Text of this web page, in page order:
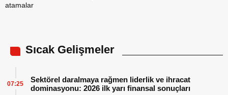
atamalar
Sıcak Gelişmeler
Sektörel daralmaya rağmen liderlik ve ihracat
dominasyonu: 2026 ilk yarı finansal sonuçları
07:25